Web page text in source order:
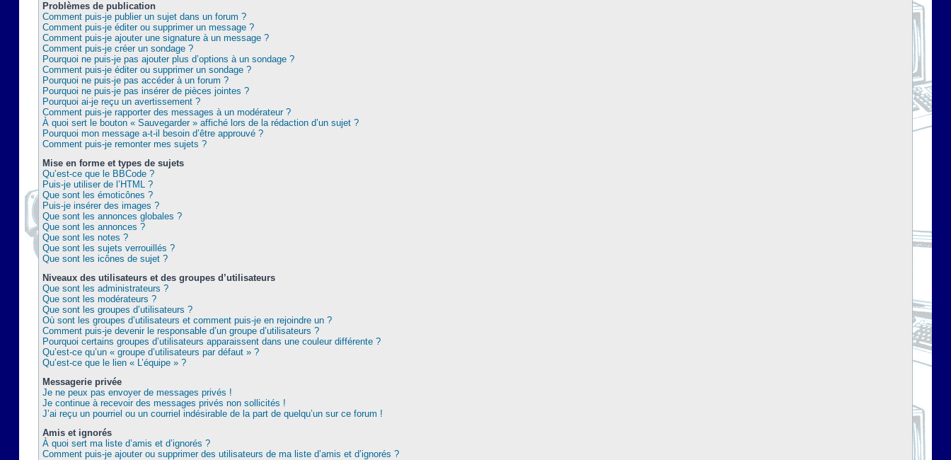
Problèmes de publication
Comment puis-je publier un sujet dans un forum ?
Comment puis-je éditer ou supprimer un message ?
Comment puis-je ajouter une signature à un message ?
Comment puis-je créer un sondage ?
Pourquoi ne puis-je pas ajouter plus d’options à un sondage ?
Comment puis-je éditer ou supprimer un sondage ?
Pourquoi ne puis-je pas accéder à un forum ?
Pourquoi ne puis-je pas insérer de pièces jointes ?
Pourquoi ai-je reçu un avertissement ?
Comment puis-je rapporter des messages à un modérateur ?
À quoi sert le bouton « Sauvegarder » affiché lors de la rédaction d’un sujet ?
Pourquoi mon message a-t-il besoin d’être approuvé ?
Comment puis-je remonter mes sujets ?
Mise en forme et types de sujets
Qu’est-ce que le BBCode ?
Puis-je utiliser de l’HTML ?
Que sont les émoticônes ?
Puis-je insérer des images ?
Que sont les annonces globales ?
Que sont les annonces ?
Que sont les notes ?
Que sont les sujets verrouillés ?
Que sont les icônes de sujet ?
Niveaux des utilisateurs et des groupes d’utilisateurs
Que sont les administrateurs ?
Que sont les modérateurs ?
Que sont les groupes d’utilisateurs ?
Où sont les groupes d’utilisateurs et comment puis-je en rejoindre un ?
Comment puis-je devenir le responsable d’un groupe d’utilisateurs ?
Pourquoi certains groupes d’utilisateurs apparaissent dans une couleur différente ?
Qu’est-ce qu’un « groupe d’utilisateurs par défaut » ?
Qu’est-ce que le lien « L’équipe » ?
Messagerie privée
Je ne peux pas envoyer de messages privés !
Je continue à recevoir des messages privés non sollicités !
J’ai reçu un pourriel ou un courriel indésirable de la part de quelqu’un sur ce forum !
Amis et ignorés
À quoi sert ma liste d’amis et d’ignorés ?
Comment puis-je ajouter ou supprimer des utilisateurs de ma liste d’amis et d’ignorés ?